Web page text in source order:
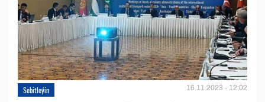
Sebitleýin 16.11.2023 - 12:02